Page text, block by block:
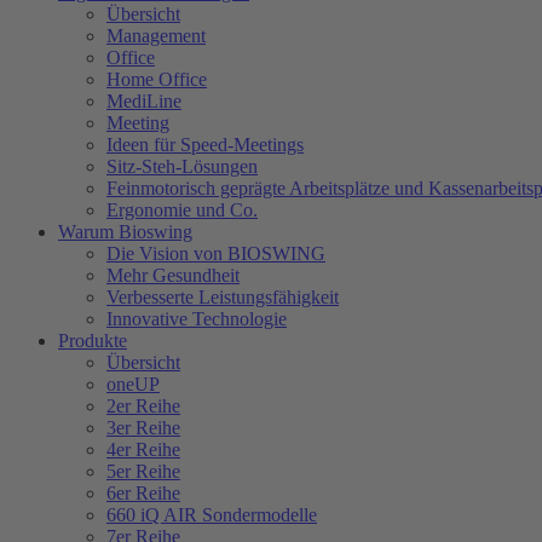
Übersicht
Management
Office
Home Office
MediLine
Meeting
Ideen für Speed-Meetings
Sitz-Steh-Lösungen
Feinmotorisch geprägte Arbeitsplätze und
Ergonomie und Co.
Warum Bioswing
Die Vision von BIOSWING
Mehr Gesundheit
Verbesserte Leistungsfähigkeit
Innovative Technologie
Produkte
Übersicht
oneUP
2er Reihe
3er Reihe
4er Reihe
5er Reihe
6er Reihe
660 iQ AIR Sondermodelle
7er Reihe